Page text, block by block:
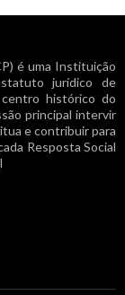
é uma Instituição
jurídico de
histórico do
principal intervir
e contribuir para
Resposta Social